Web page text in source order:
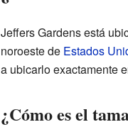
Jeffers Gardens está
noroeste de Estados
a ubicarlo exactamente
¿Cómo es el